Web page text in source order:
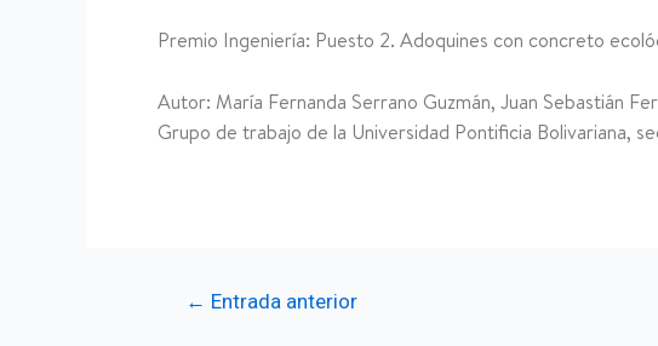
Premio Ingeniería: Puesto 2. Adoquines con concreto
Autor: María Fernanda Serrano Guzmán, Juan Sebastián
Grupo de trabajo de la Universidad Pontificia Bolivariana,
← Entrada anterior